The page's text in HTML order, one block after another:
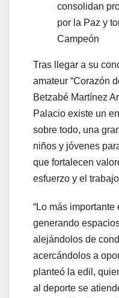
consolidan
por la Paz y
Campeón
Tras llegar a su
amateur “Corazón
Betzabé Martínez
Palacio existe un
sobre todo, una
niños y jóvenes
que fortalecen
esfuerzo y el
“Lo más
generando
alejándolos de
acercándolos a
planteó la edil,
al deporte se